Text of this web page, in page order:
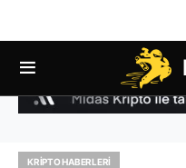
KRIPTO HABERLERI